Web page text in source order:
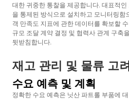
대한 귀중한 통찰을 제공합니다. 대표적
을 통제된 방식으로 설치하고 모니터링함
객 만족도 지표에 관한 데이터를 확보할
규모 조달 계약 결정 및 협력사 관계 구축
뒷받침합니다.
재고 관리 및 물류 고
수요 예측 및 계획
정확한 수요 예측은 닛산 파트롤 부품에